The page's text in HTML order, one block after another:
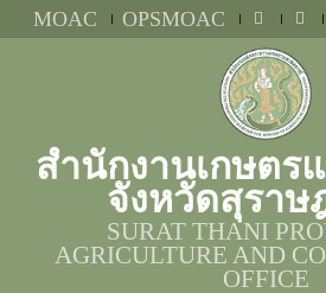
MOAC OPSMOAC
สำนักงานเกษตร
จังหวัดสุราษ
SURAT THANI
AGRICULTURE AND
OFFICE